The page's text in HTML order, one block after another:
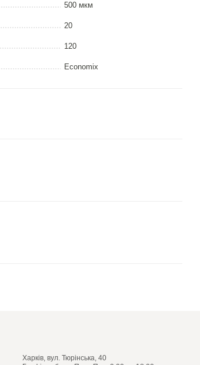
500 мкм
20
120
Economix
Харків, вул. Тюрінська, 40